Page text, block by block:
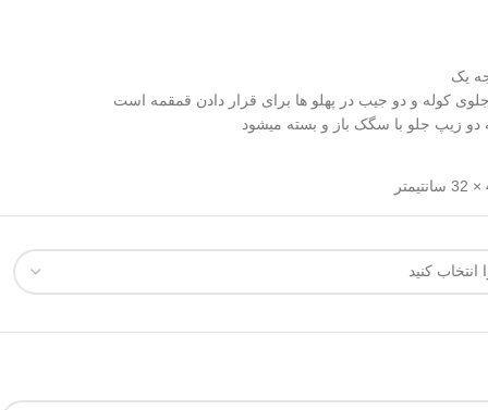
یک
کوله و دو جیب در پهلو ها برای قرار دادن قمقمه است
زیپ جلو با سگک باز و بسته میشود